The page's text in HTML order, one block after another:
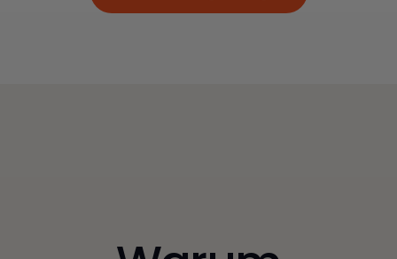
Jetzt Catering anfragen